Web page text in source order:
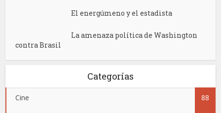
El energúmeno y el estadista
La amenaza política de Washington
contra Brasil
Categorías
Cine 88